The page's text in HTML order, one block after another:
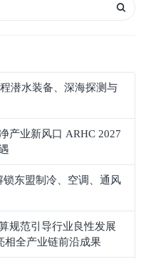
潜水装备、深海探测与
产业新风口 ARHC 2027
锁东盟制冷、空调、通风
规范引导行业良性发展
相全产业链前沿成果